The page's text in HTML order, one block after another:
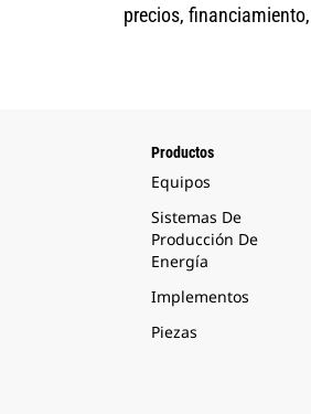
precios,
Productos
Equipos
Sistemas De
Producción De
Energía
Implementos
Piezas